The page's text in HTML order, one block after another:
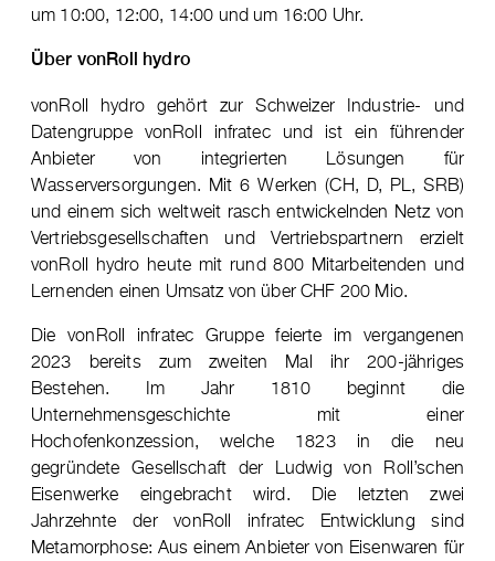
um 10:00, 12:00, 14:00 und um 16:00 Uhr.
Über vonRoll hydro
vonRoll hydro gehört zur Schweizer Industrie- und
Datengruppe vonRoll infratec und ist ein führender
Anbieter von integrierten Lösungen für
Wasserversorgungen. Mit 6 Werken (CH, D, PL, SRB)
und einem sich weltweit rasch entwickelnden Netz von
Vertriebsgesellschaften und Vertriebspartnern erzielt
vonRoll hydro heute mit rund 800 Mitarbeitenden und
Lernenden einen Umsatz von über CHF 200 Mio.
Die vonRoll infratec Gruppe feierte im vergangenen
2023 bereits zum zweiten Mal ihr 200-jähriges
Bestehen. Im Jahr 1810 beginnt die
Unternehmensgeschichte mit einer
Hochofenkonzession, welche 1823 in die neu
gegründete Gesellschaft der Ludwig von Roll’schen
Eisenwerke eingebracht wird. Die letzten zwei
Jahrzehnte der vonRoll infratec Entwicklung sind
Metamorphose: Aus einem Anbieter von Eisenwaren für